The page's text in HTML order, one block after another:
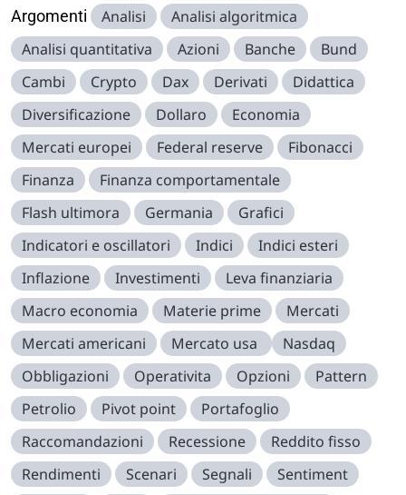
Argomenti Analisi
Analisi algoritmica
Analisi quantitativa
Azioni Banche
Bund
Cambi
Crypto Dax Derivati
Didattica
Diversificazione
Dollaro
Economia
Mercati europei
Federal reserve
Fibonacci
Finanza
Finanza comportamentale
Flash ultimora
Germania
Grafici
Indicatori e oscillatori
Indici
Indici esteri
Inflazione
Investimenti
Leva finanziaria
Macro economia
Materie prime
Mercati
Mercati americani
Mercato usa
Nasdaq
Obbligazioni
Operativita Opzioni
Pattern
Petrolio
Pivot point
Portafoglio
Raccomandazioni
Recessione
Reddito fisso
Rendimenti
Scenari Segnali
Sentiment